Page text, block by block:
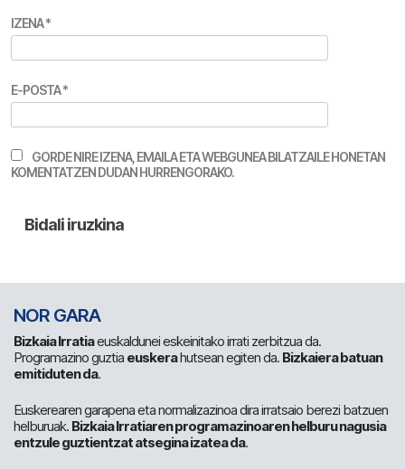
IZENA*
E-POSTA*
GORDE NIRE IZENA, EMAILA ETA WEBGUNEA BILATZAILE HONETAN
KOMENTATZEN DUDAN HURRENGORAKO.
NOR GARA
Bizkaia Irratiaeuskaldunei eskeinitako irrati zerbitzua da.
Programazino guztia euskerahutsean egiten da. Bizkaiera batuan
emitiduten da.
Euskerearen garapena eta normalizazinoa dira irratsaio berezi batzuen
helburuak. Bizkaia Irratiaren programazinoaren helburu nagusia
entzule guztientzat atsegina izatea da.